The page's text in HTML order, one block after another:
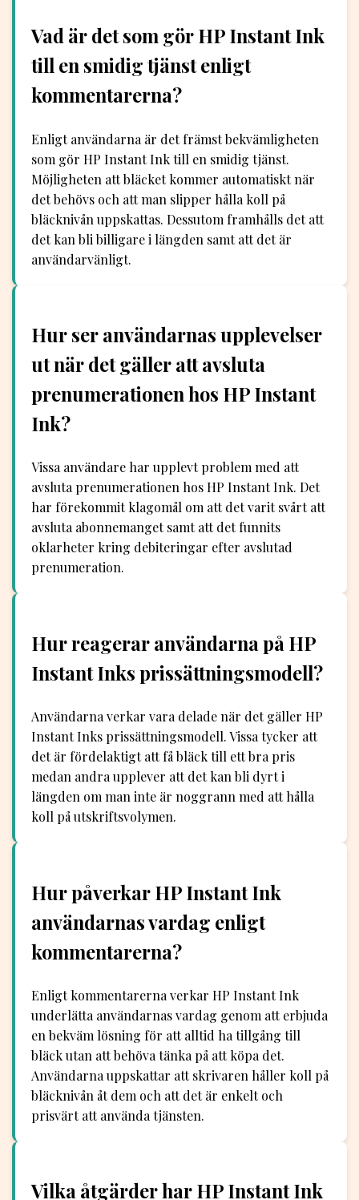
Vad är det som gör HP Instant Ink
till en smidig tjänst enligt
kommentarerna?
Enligt användarna är det främst bekvämligheten
som gör HP Instant Ink till en smidig tjänst.
Möjligheten att bläcket kommer automatiskt när
det behövs och att man slipper hålla koll på
bläcknivån uppskattas. Dessutom framhålls det att
det kan bli billigare i längden samt att det är
användarvänligt.
Hur ser användarnas upplevelser
ut när det gäller att avsluta
prenumerationen hos HP Instant
Ink?
Vissa användare har upplevt problem med att
avsluta prenumerationen hos HP Instant Ink. Det
har förekommit klagomål om att det varit svårt att
avsluta abonnemanget samt att det funnits
oklarheter kring debiteringar efter avslutad
prenumeration.
Hur reagerar användarna på HP
Instant Inks prissättningsmodell?
Användarna verkar vara delade när det gäller HP
Instant Inks prissättningsmodell. Vissa tycker att
det är fördelaktigt att få bläck till ett bra pris
medan andra upplever att det kan bli dyrt i
längden om man inte är noggrann med att hålla
koll på utskriftsvolymen.
Hur påverkar HP Instant Ink
användarnas vardag enligt
kommentarerna?
Enligt kommentarerna verkar HP Instant Ink
underlätta användarnas vardag genom att erbjuda
en bekväm lösning för att alltid ha tillgång till
bläck utan att behöva tänka på att köpa det.
Användarna uppskattar att skrivaren håller koll på
bläcknivån åt dem och att det är enkelt och
prisvärt att använda tjänsten.
Vilka åtgärder har HP Instant Ink